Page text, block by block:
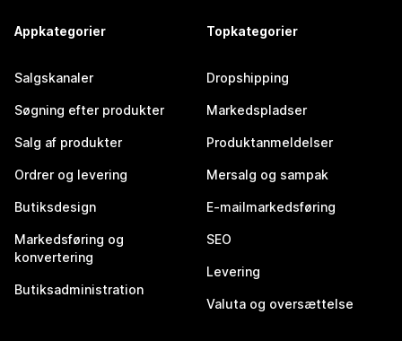
Appkategorier
Salgskanaler
Søgning efter produkter
Salg af produkter
Ordrer og levering
Butiksdesign
Markedsføring og
konvertering
Butiksadministration
Topkategorier
Dropshipping
Markedspladser
Produktanmeldelser
Mersalg og sampak
E-mailmarkedsføring
SEO
Levering
Valuta og oversættelse